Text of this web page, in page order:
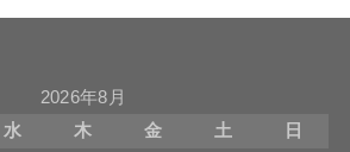
2026年8月
水 木 金 土
日